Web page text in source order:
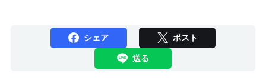
シェア ポスト
送る